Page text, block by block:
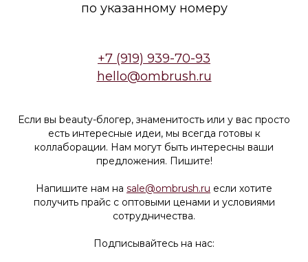
по указанному номеру
+7 (919) 939-70-93
hello@ombrush.ru
Если вы beauty-блогер, знаменитость или у вас просто
есть интересные идеи, мы всегда готовы к
коллаборации. Нам могут быть интересны ваши
предложения. Пишите!
Напишите нам на sale@ombrush.ru если хотите
получить прайс с оптовыми ценами и условиями
сотрудничества.
Подписывайтесь на нас: